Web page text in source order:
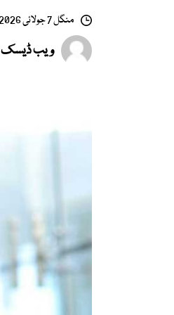
منگل 7 جولائی 2026
ویب ڈیسک